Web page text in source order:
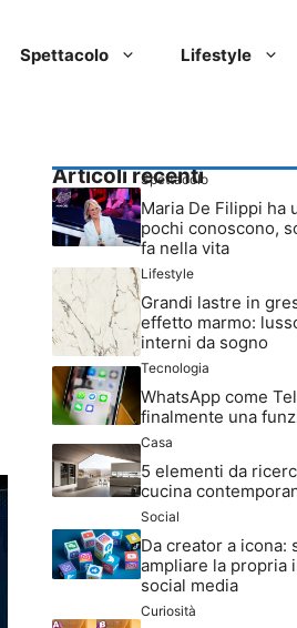
Spettacolo Lifestyle
Articoli recenti
Spettacolo
Maria De Filippi ha
pochi conoscono,
fa nella vita
Lifestyle
Grandi lastre in
effetto marmo:
interni da sogno
Tecnologia
WhatsApp come
finalmente una
Casa
5 elementi da
cucina
Social
Da creator a icona:
ampliare la propria
social media
Curiosità